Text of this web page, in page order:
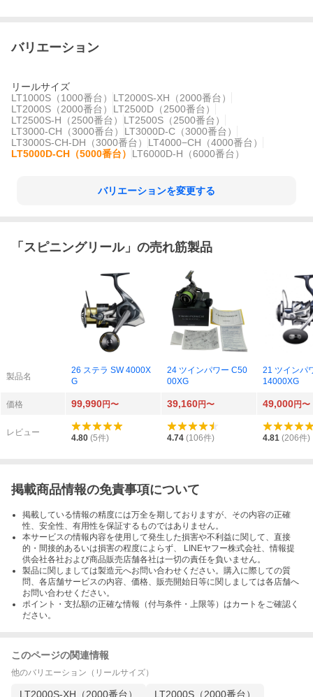
バリエーション
リールサイズ
LT1000S（1000番台）
LT2000S-XH（2000番台）
LT2000S（2000番台）
LT2500D（2500番台）
LT2500S-H（2500番台）
LT2500S（2500番台）
LT3000-CH（3000番台）
LT3000D-C（3000番台）
LT3000S-CH-DH（3000番台）
LT4000−CH（4000番台）
LT5000D-CH（5000番台）
LT6000D-H（6000番台）
バリエーションを変更する
「 スピニングリール」の売れ筋製品
製品名
26 ステラ SW 4000X
G
24 ツインパワー C50
00XG
21 ツインパ
14000XG
価格 99,990円〜 39,160円〜 49,000円〜
レビュー
4.80 (5件) 4.74 (106件) 4.81 (206件)
掲載商品情報の免責事項について
掲載している情報の精度には万全を期しておりますが、その内容の正確
性、安全性、有用性を保証するものではありません。
本サービスの情報内容を使用して発生した損害や不利益に関して、直接
的・間接的あるいは損害の程度によらず、 LINEヤフー株式会社、情報提
供会社各社および商品販売店舗各社は一切の責任を負いません。
製品に関しましては製造元へお問い合わせください。購入に際しての質
問、各店舗サービスの内容、価格、販売開始日等に関しましては各店舗へ
お問い合わせください。
ポイント・支払額の正確な情報（付与条件・上限等）はカートをご確認く
ださい。
このページの関連情報
他のバリエーション（リールサイズ）
LT2000S-XH（2000番台） LT2000S（2000番台）